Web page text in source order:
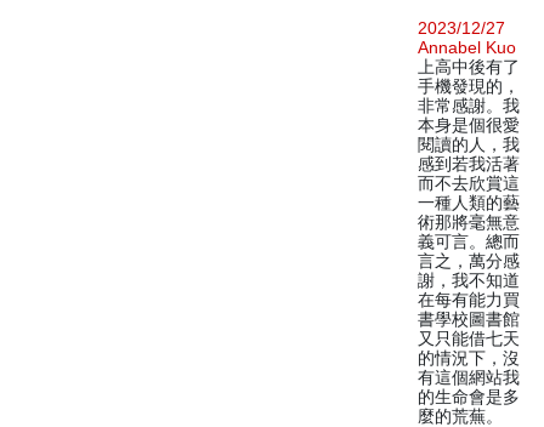
2023/12/27
Annabel Kuo
上高中後有了
手機發現的，
非常感謝。我
本身是個很愛
閱讀的人，我
感到若我活著
而不去欣賞這
一種人類的藝
術那將毫無意
義可言。總而
言之，萬分感
謝，我不知道
在每有能力買
書學校圖書館
又只能借七天
的情況下，沒
有這個網站我
的生命會是多
麼的荒蕪。